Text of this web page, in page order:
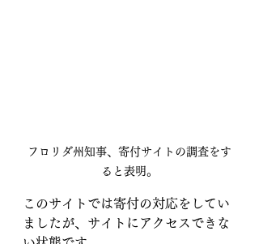
フロリダ州知事、寄付サイトの調査をす
ると表明。
このサイトでは寄付の対応をしてい
ましたが、サイトにアクセスできな